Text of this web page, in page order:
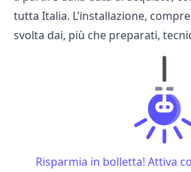
tutta Italia. L’installazione,
svolta dai, più che preparati,
Risparmia in bolletta! Attiva